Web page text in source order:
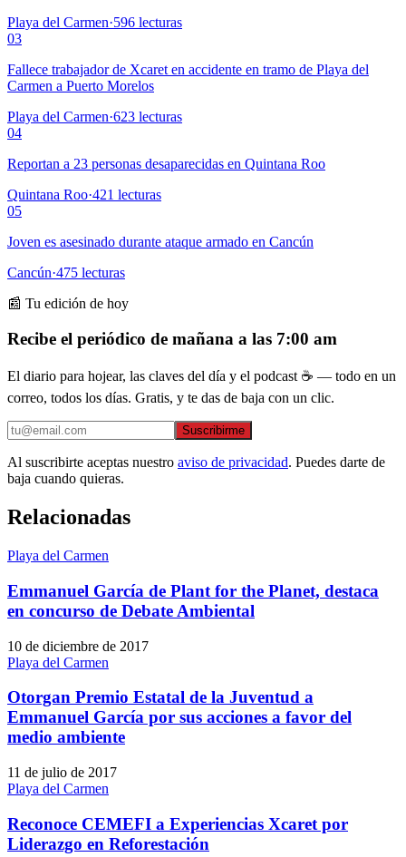
Playa del Carmen·596 lecturas
03
Fallece trabajador de Xcaret en accidente en tramo de Playa del
Carmen a Puerto Morelos
Playa del Carmen·623 lecturas
04
Reportan a 23 personas desaparecidas en Quintana Roo
Quintana Roo·421 lecturas
05
Joven es asesinado durante ataque armado en Cancún
Cancún·475 lecturas
📰 Tu edición de hoy
Recibe el periódico de mañana a las 7:00 am
El diario para hojear, las claves del día y el podcast ☕ — todo en un
correo, todos los días. Gratis, y te das de baja con un clic.
Suscribirme
Al suscribirte aceptas nuestro aviso de privacidad. Puedes darte de
baja cuando quieras.
Relacionadas
Playa del Carmen
Emmanuel García de Plant for the Planet, destaca
en concurso de Debate Ambiental
10 de diciembre de 2017
Playa del Carmen
Otorgan Premio Estatal de la Juventud a
Emmanuel García por sus acciones a favor del
medio ambiente
11 de julio de 2017
Playa del Carmen
Reconoce CEMEFI a Experiencias Xcaret por
Liderazgo en Reforestación